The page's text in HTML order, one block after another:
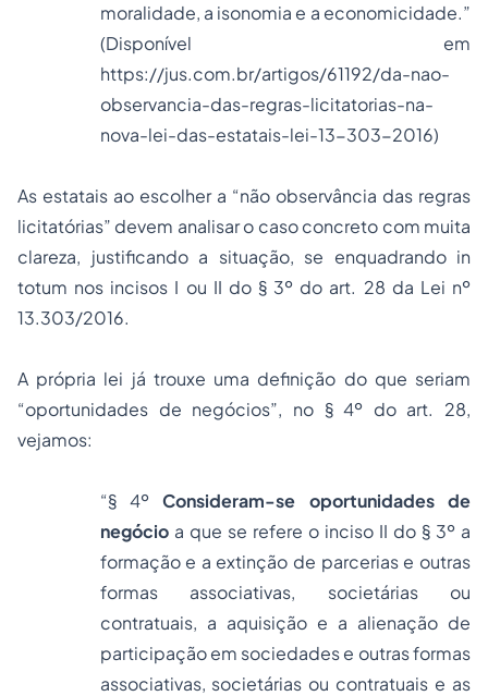
moralidade, a isonomia e a economicidade.”
(Disponível em
https://jus.com.br/artigos/61192/da-nao-
observancia-das-regras-licitatorias-na-
nova-lei-das-estatais-lei-13-303-2016)
As estatais ao escolher a “não observância das regras
licitatórias” devem analisar o caso concreto com muita
clareza, justificando a situação, se enquadrando in
totum nos incisos I ou II do § 3º do art. 28 da Lei nº
13.303/2016.
A própria lei já trouxe uma definição do que seriam
“oportunidades de negócios”, no § 4º do art. 28,
vejamos:
“§ 4ºConsideram-se oportunidades de
negócioa que se refere o inciso II do § 3º a
formação e a extinção de parcerias e outras
formas associativas, societárias ou
contratuais, a aquisição e a alienação de
participação em sociedades e outras formas
associativas, societárias ou contratuais e as